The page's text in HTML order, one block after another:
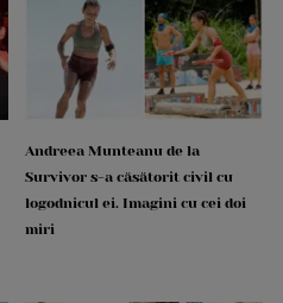
Andreea Munteanu de la
Survivor s-a căsătorit civil cu
logodnicul ei. Imagini cu cei doi
miri